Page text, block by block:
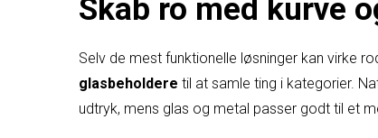
Skab ro med kurve
Selv de mest funktionelle løsninger kan virke
glasbeholdere til at samle ting i kategorier.
udtryk, mens glas og metal passer godt til et